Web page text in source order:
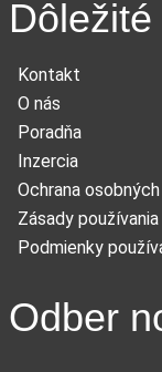
Kontakt
O nás
Poradňa
Inzercia
Ochrana
Zásady
Podmienky
Odber